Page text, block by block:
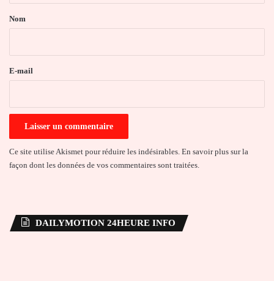
a
e
Nom
E-mail
Ce site utilise Akismet pour réduire les indésirables. En savoir plus sur la
façon dont les données de vos commentaires sont traitées.
DAILYMOTION 24HEURE INFO